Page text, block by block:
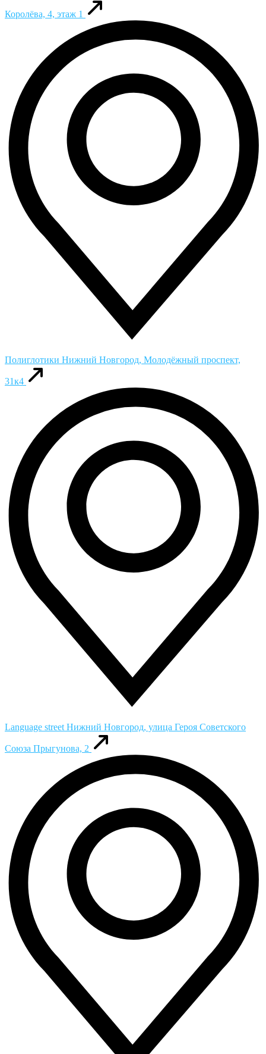
Королёва, 4, этаж 1
Полиглотики Нижний Новгород, Молодёжный проспект,
31к4
Language street Нижний Новгород, улица Героя Советского
Союза Прыгунова, 2